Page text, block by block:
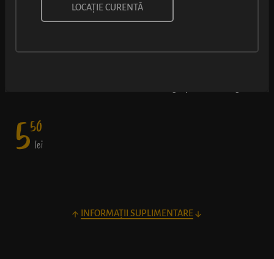
COVRIG CU UMPLUTURĂ CU
NUTELLA®
550
lei
INFORMAȚII SUPLIMENTARE
LOCAȚIE CURENTĂ